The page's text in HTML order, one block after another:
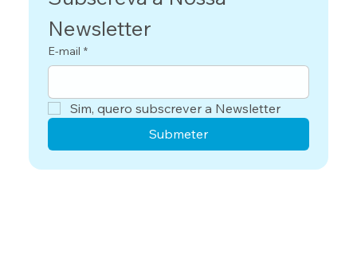
Newsletter
E-mail *
Sim, quero subscrever a Newsletter
Submeter